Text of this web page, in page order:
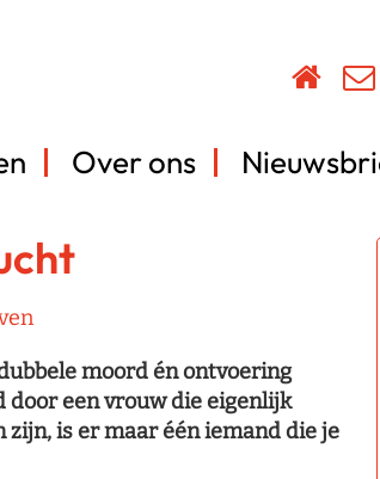
Over ons
moord én ontvoering
een vrouw die eigenlijk
zijn, is er maar één iemand die je